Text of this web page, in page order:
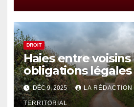
DROIT
Haies entre
obligations légales
DÉC 9, 2025 LA RÉDACTION
TERRITORIAL